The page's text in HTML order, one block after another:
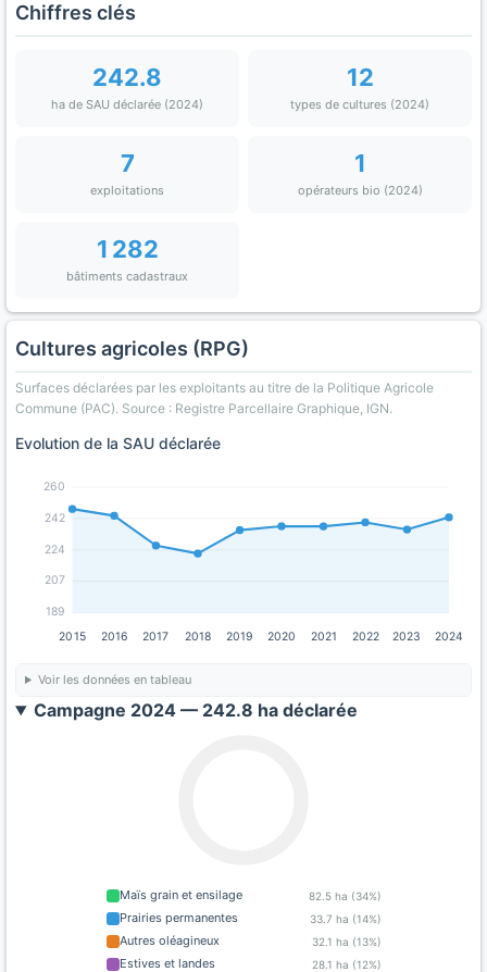
Chiffres clés
242.8
ha de SAU déclarée (2024)
12
types de cultures (2024)
7
exploitations
1
opérateurs bio (2024)
1 282
bâtiments cadastraux
Cultures agricoles (RPG)
Surfaces déclarées par les exploitants au titre de la Politique Agricole
Commune (PAC). Source : Registre Parcellaire Graphique, IGN.
Evolution de la SAU déclarée
189
207
224
242
260
2015 2016 2017 2018 2019 2020 2021 2022 2023 2024
Voir les données en tableau
Campagne 2024 — 242.8 ha déclarée
Maïs grain et ensilage 82.5 ha (34%)
Prairies permanentes 33.7 ha (14%)
Autres oléagineux 32.1 ha (13%)
Estives et landes 28.1 ha (12%)